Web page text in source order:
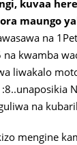
kuvaa
maungo
na
kwamba
liwakalo
na
mengine